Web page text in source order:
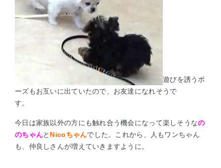
遊びを誘うポ
ーズもお互いに出ていたので、お友達になれそうで
す。
今日は家族以外の方にも触れ合う機会になって楽しそうなの
のちゃんと Nicoちゃんでした。これから、人もワンちゃん
も、仲良しさんが増えていきますように。